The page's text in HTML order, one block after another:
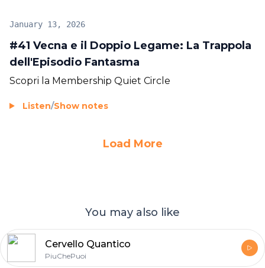
#41 Vecna e il Doppio Legame: La Trappola
dell'Episodio Fantasma
January 13, 2026
Scopri la Membership Quiet Circle
Listen/Show notes
Load More
You may also like
Cervello Quantico
PiuChePuoi